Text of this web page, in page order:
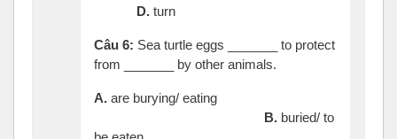
D. turn
Câu 6: Sea turtle eggs _______ to protect
from _______ by other animals.
A. are burying/ eating
B. buried/ to